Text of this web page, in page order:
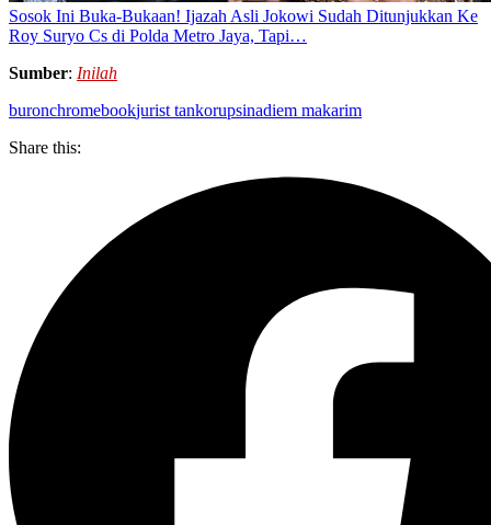
Sosok Ini Buka-Bukaan! Ijazah Asli Jokowi Sudah Ditunjukkan Ke
Roy Suryo Cs di Polda Metro Jaya, Tapi…
Sumber: Inilah
buronchromebookjurist tankorupsinadiem makarim
Share this: